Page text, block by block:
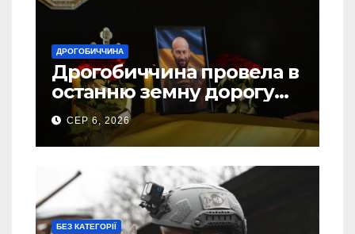
ДРОГОБИЧЧИНА
Дрогобиччина провела в
останню земну дорогу
свого Захисника – Олега
Торського
СЕР 6, 2026
БЕЗ КАТЕГОРІЇ